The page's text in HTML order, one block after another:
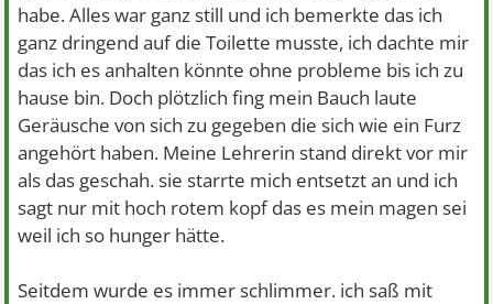
habe. Alles war ganz still und ich bemerkte das ich
ganz dringend auf die Toilette musste, ich dachte mir
das ich es anhalten könnte ohne probleme bis ich zu
hause bin. Doch plötzlich fing mein Bauch laute
Geräusche von sich zu gegeben die sich wie ein Furz
angehört haben. Meine Lehrerin stand direkt vor mir
als das geschah. sie starrte mich entsetzt an und ich
sagt nur mit hoch rotem kopf das es mein magen sei
weil ich so hunger hätte.
Seitdem wurde es immer schlimmer. ich saß mit